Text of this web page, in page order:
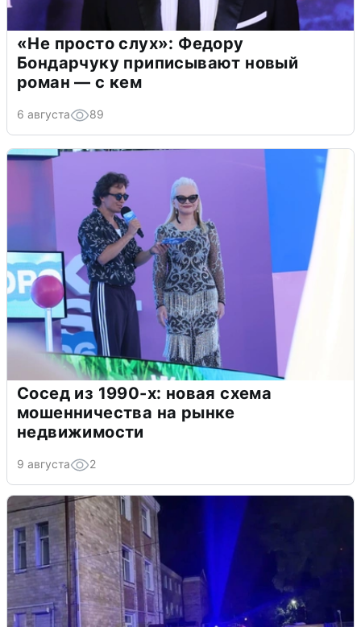
«Не просто слух»: Федору
Бондарчуку приписывают новый
роман — с кем
6 августа 89
Сосед из 1990-х: новая схема
мошенничества на рынке
недвижимости
9 августа 2